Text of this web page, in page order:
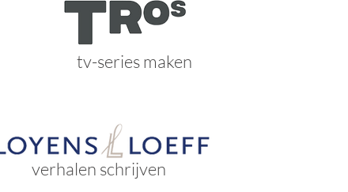
tv-series maken
verhalen schrijven